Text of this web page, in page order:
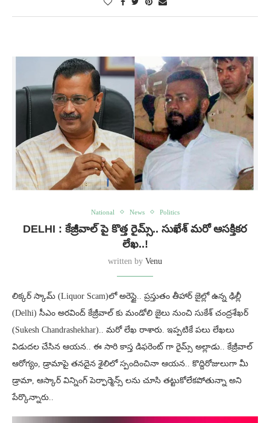
National News Politics
DELHI : కేజ్రీవాల్ పై కొత్త రైమ్స్.. సుఖేశ్ మరో ఆసక్తికర
లేఖ..!
written by Venu
లిక్కర్ స్కామ్ (Liquor Scam)లో అరెస్టై.. ప్రస్తుతం తీహార్ జైల్లో ఉన్న ఢిల్లీ
(Delhi) సీఎం అరవింద్ కేజ్రీవాల్ కు మండోలి జైలు నుంచి సుకేశ్ చంద్రశేఖర్
(Sukesh Chandrashekhar).. మరో లేఖ రాశారు. ఇప్పటికే పలు లేఖలు
విడుదల చేసిన ఆయన.. ఈ సారి కాస్త డిఫరెంట్ గా రైమ్స్ అల్లాడు.. కేజ్రీవాల్
ఆరోగ్యం, డ్రామాపై తనదైన శైలిలో స్పందించినా ఆయన.. కొద్దిరోజులుగా మీ
డ్రామా, ఆస్కార్ విన్నింగ్ పెర్ఫార్మెన్స్ లను చూసి తట్టుకోలేకపోతున్నా అని
పేర్కొన్నారు..